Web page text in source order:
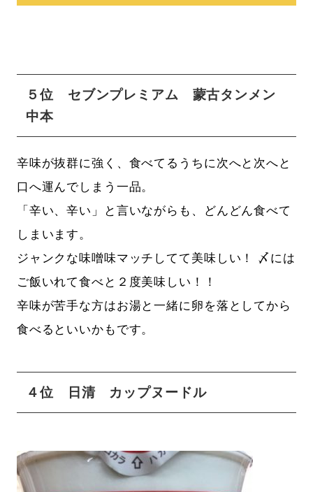
５位 セブンプレミアム 蒙古タンメン
中本
辛味が抜群に強く、食べてるうちに次へと次へと
口へ運んでしまう一品。
「辛い、辛い」と言いながらも、どんどん食べて
しまいます。
ジャンクな味噌味マッチしてて美味しい！ 〆には
ご飯いれて食べと２度美味しい！！
辛味が苦手な方はお湯と一緒に卵を落としてから
食べるといいかもです。
４位 日清 カップヌードル